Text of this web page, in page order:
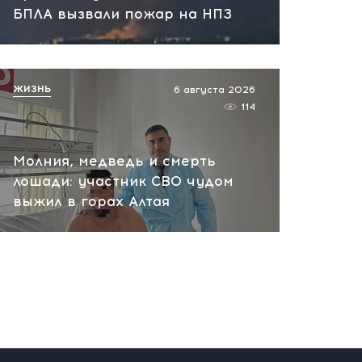
финансировать Киев и
препятствовать
БПЛА вызвали пожар на НПЗ
Молния, медведь и смерть
лошади: участник СВО чудом
выжил в горах Алтая
6 августа 2026
114
ЖИЗНЬ